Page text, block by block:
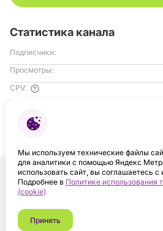
Мы используем технические файлы
для аналитики с помощью Яндекс
использовать сайт, вы соглашаетесь
Подробнее в Политике использования
(cookie)
Принять
Статистика канала
Подписчики:
Просмотры:
CPV:
Гендер аудитории: